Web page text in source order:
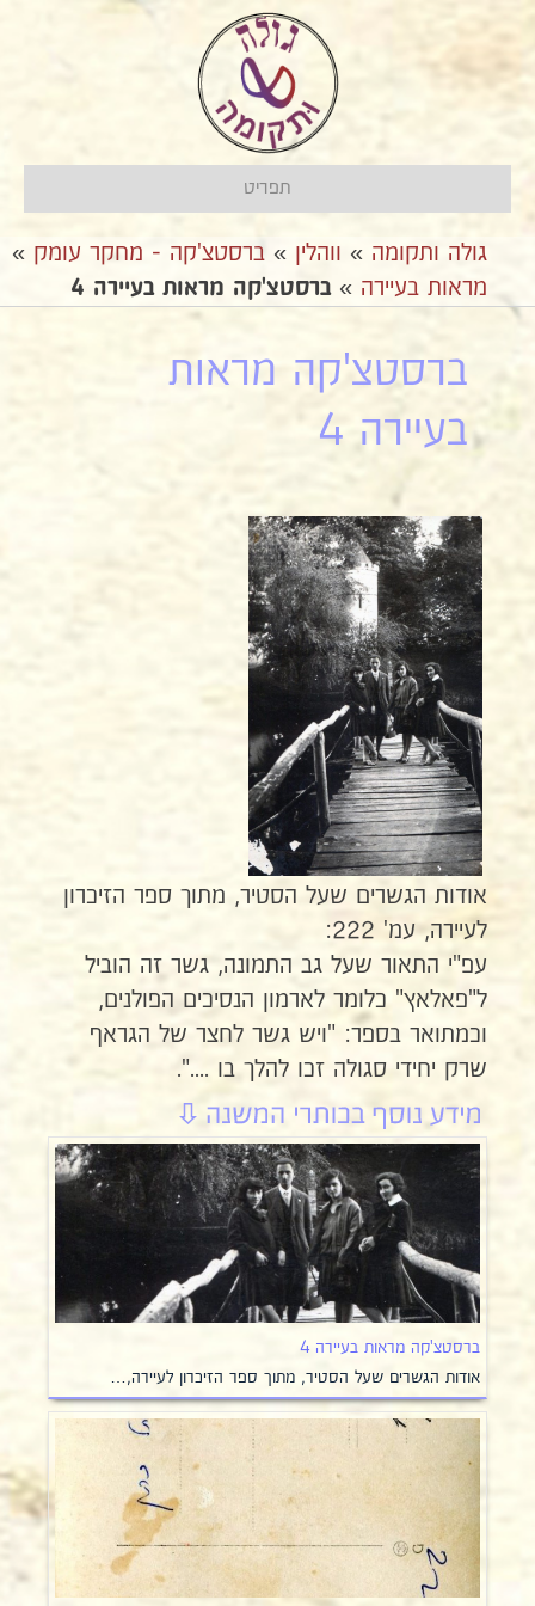
תפריט
גולה ותקומה » ווהלין » ברסטצ'קה - מחקר עומק »
מראות בעיירה »ברסטצ'קה מראות בעיירה 4
ברסטצ'קה מראות
בעיירה 4
אודות הגשרים שעל הסטיר, מתוך ספר הזיכרון
לעיירה, עמ' 222:
עפ"י התאור שעל גב התמונה, גשר זה הוביל
ל"פאלאץ" כלומר לארמון הנסיכים הפולנים,
וכמתואר בספר: "ויש גשר לחצר של הגראף
שרק יחידי סגולה זכו להלך בו ....".
ברסטצ'קה מראות בעיירה 4
אודות הגשרים שעל הסטיר, מתוך ספר הזיכרון לעיירה,…